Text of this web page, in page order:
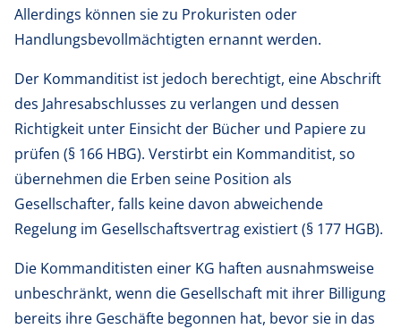
Allerdings können sie zu Prokuristen oder
Handlungsbevollmächtigten ernannt werden.
Der Kommanditist ist jedoch berechtigt, eine Abschrift
des Jahresabschlusses zu verlangen und dessen
Richtigkeit unter Einsicht der Bücher und Papiere zu
prüfen (§ 166 HBG). Verstirbt ein Kommanditist, so
übernehmen die Erben seine Position als
Gesellschafter, falls keine davon abweichende
Regelung im Gesellschaftsvertrag existiert (§ 177 HGB).
Die Kommanditisten einer KG haften ausnahmsweise
unbeschränkt, wenn die Gesellschaft mit ihrer Billigung
bereits ihre Geschäfte begonnen hat, bevor sie in das